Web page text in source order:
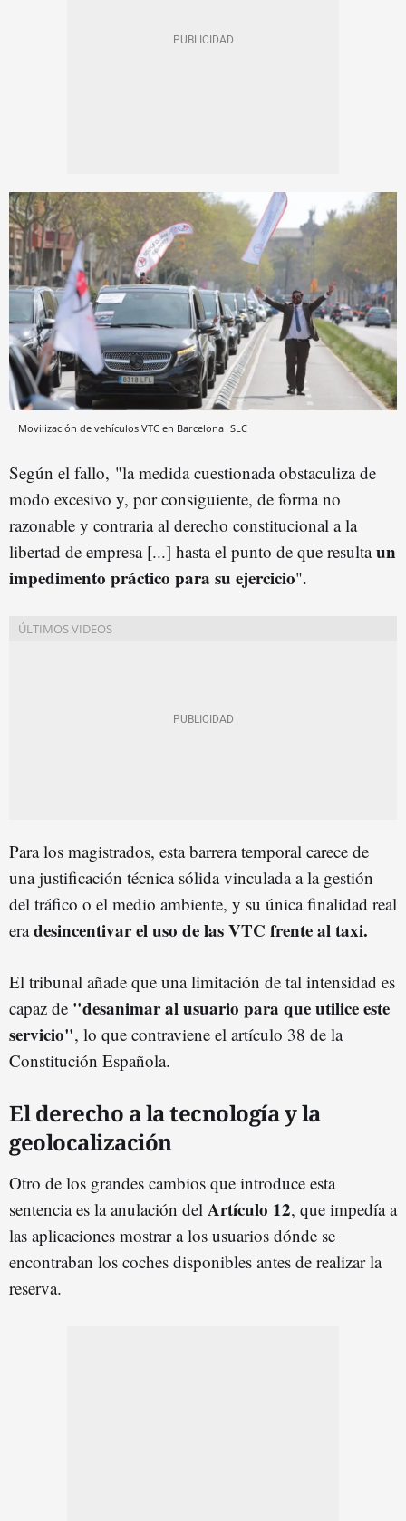
Movilización de vehículos VTC en Barcelona SLC
Según el fallo, "la medida cuestionada obstaculiza de
modo excesivo y, por consiguiente, de forma no
razonable y contraria al derecho constitucional a la
libertad de empresa [...] hasta el punto de que resultaun
impedimento práctico para su ejercicio".
Para los magistrados, esta barrera temporal carece de
una justificación técnica sólida vinculada a la gestión
del tráfico o el medio ambiente, y su única finalidad real
eradesincentivar el uso de las VTC frente al taxi.
El tribunal añade que una limitación de tal intensidad es
capaz de "desanimar al usuario para que utilice este
servicio", lo que contraviene el artículo 38 de la
Constitución Española.
El derecho a la tecnología y la
geolocalización
Otro de los grandes cambios que introduce esta
sentencia es la anulación del Artículo 12, que impedía a
las aplicaciones mostrar a los usuarios dónde se
encontraban los coches disponibles antes de realizar la
reserva.